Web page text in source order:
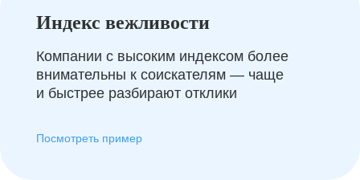
Индекс вежливости
Компании с высоким индексом более
внимательны к соискателям — чаще
и быстрее разбирают отклики
Посмотреть пример